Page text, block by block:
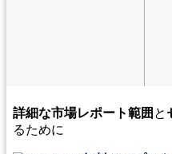
詳細な市場レポート範囲 と
るために